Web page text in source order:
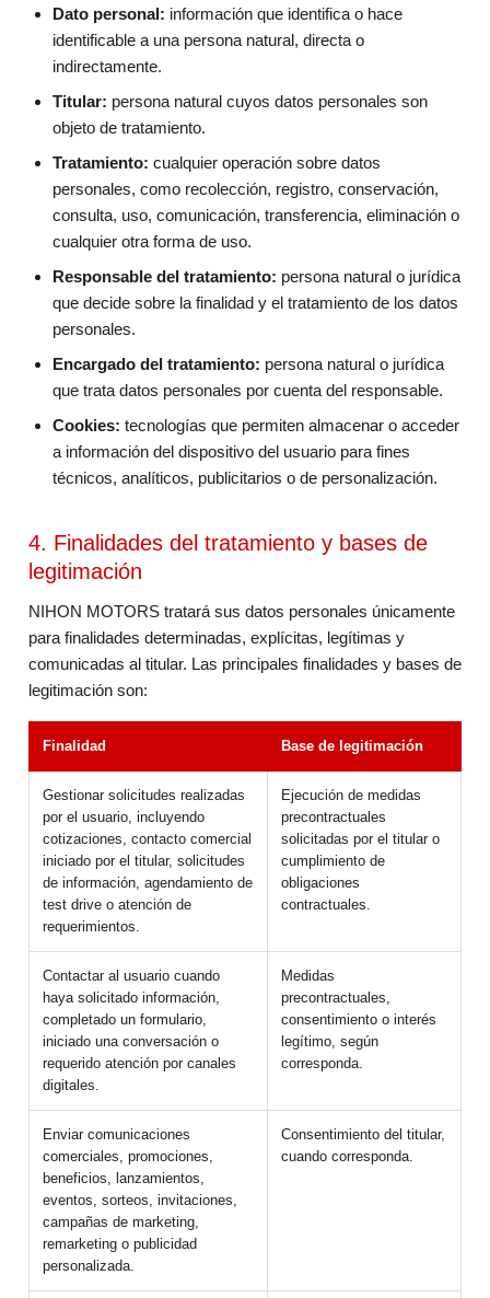
Dato personal: información que identifica o hace
identificable a una persona natural, directa o
indirectamente.
Titular: persona natural cuyos datos personales son
objeto de tratamiento.
Tratamiento: cualquier operación sobre datos
personales, como recolección, registro, conservación,
consulta, uso, comunicación, transferencia, eliminación o
cualquier otra forma de uso.
Responsable del tratamiento: persona natural o jurídica
que decide sobre la finalidad y el tratamiento de los datos
personales.
Encargado del tratamiento: persona natural o jurídica
que trata datos personales por cuenta del responsable.
Cookies: tecnologías que permiten almacenar o acceder
a información del dispositivo del usuario para fines
técnicos, analíticos, publicitarios o de personalización.
4. Finalidades del tratamiento y bases de
legitimación
NIHON MOTORS tratará sus datos personales únicamente
para finalidades determinadas, explícitas, legítimas y
comunicadas al titular. Las principales finalidades y bases de
legitimación son:
Finalidad Base de legitimación
Gestionar solicitudes realizadas
por el usuario, incluyendo
cotizaciones, contacto comercial
iniciado por el titular, solicitudes
de información, agendamiento de
test drive o atención de
requerimientos.
Ejecución de medidas
precontractuales
solicitadas por el titular o
cumplimiento de
obligaciones
contractuales.
Contactar al usuario cuando
haya solicitado información,
completado un formulario,
iniciado una conversación o
requerido atención por canales
digitales.
Medidas
precontractuales,
consentimiento o interés
legítimo, según
corresponda.
Enviar comunicaciones
comerciales, promociones,
beneficios, lanzamientos,
eventos, sorteos, invitaciones,
campañas de marketing,
remarketing o publicidad
personalizada.
Consentimiento del titular,
cuando corresponda.